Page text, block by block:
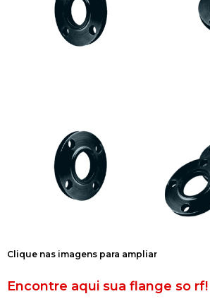
Clique nas imagens para ampliar
Encontre aqui sua flange so rf!